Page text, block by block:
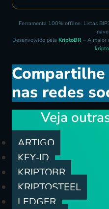
Ferramenta 100% offline. Listas
Desenvolvido pela KriptoBR – A maior
nas redes
Veja
ARTIGO
KEY-ID
KRIPTOBR
KRIPTOSTEEL
LEDGER